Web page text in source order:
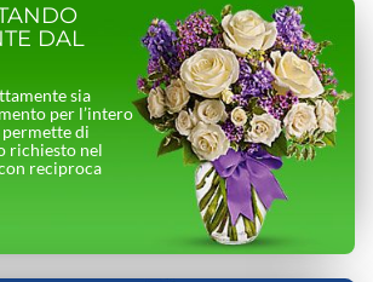
DAL
sia
per l’intero
di
richiesto nel
reciproca